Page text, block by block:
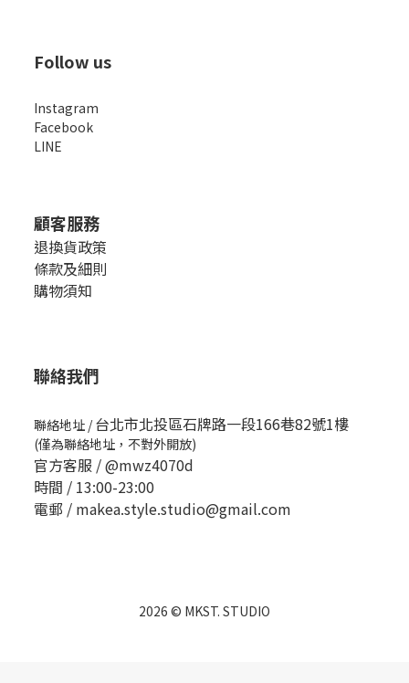
Follow us
Instagram
Facebook
LINE
顧客服務
退換貨政策
條款及細則
購物須知
聯絡我們
聯絡地址 /台北市北投區石牌路一段166巷82號1樓
(僅為聯絡地址，不對外開放)
官方客服 /@mwz4070d
時間 / 13:00-23:00
電郵 / makea.style.studio@gmail.com
2026 © MKST. STUDIO